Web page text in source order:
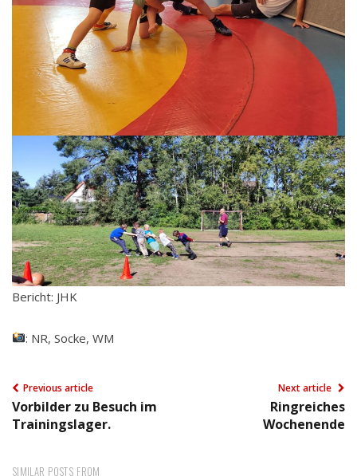
Bericht: JHK
: NR, Socke, WM
Previous article
Vorbilder zu Besuch im
Trainingslager.
Next article
Ringreiches
Wochenende
SIMILAR POSTS FROM